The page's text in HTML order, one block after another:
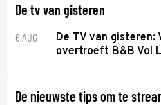
De tv van gisteren
6 AUG
De TV van gisteren:
overtroeft B&B Vol
De nieuwste tips om te